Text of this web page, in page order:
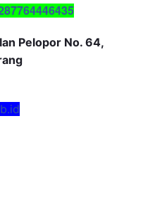
Pelopor No. 64,